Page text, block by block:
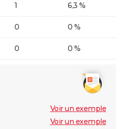
1 6,3 %
0 0 %
0 0 %
Voir un exemple
Voir un exemple